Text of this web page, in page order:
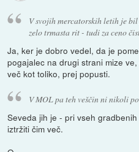
V svojih mercatorskih letih je
zelo trmasta rit - tudi za ceno
Ja, ker je dobro vedel, da je
pogajalec na drugi strani mize
več kot toliko, prej popusti.
V MOL pa teh veščin ni nikoli
Seveda jih je - pri vseh
iztržiti čim več.